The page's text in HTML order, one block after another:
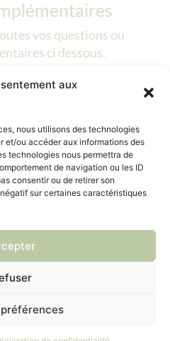
aux
nous utilisons des technologies
et/ou accéder aux informations des
technologies nous permettra de
de navigation ou les ID
consentir ou de retirer son
sur certaines caractéristiques
vos questions ou
ci dessous.